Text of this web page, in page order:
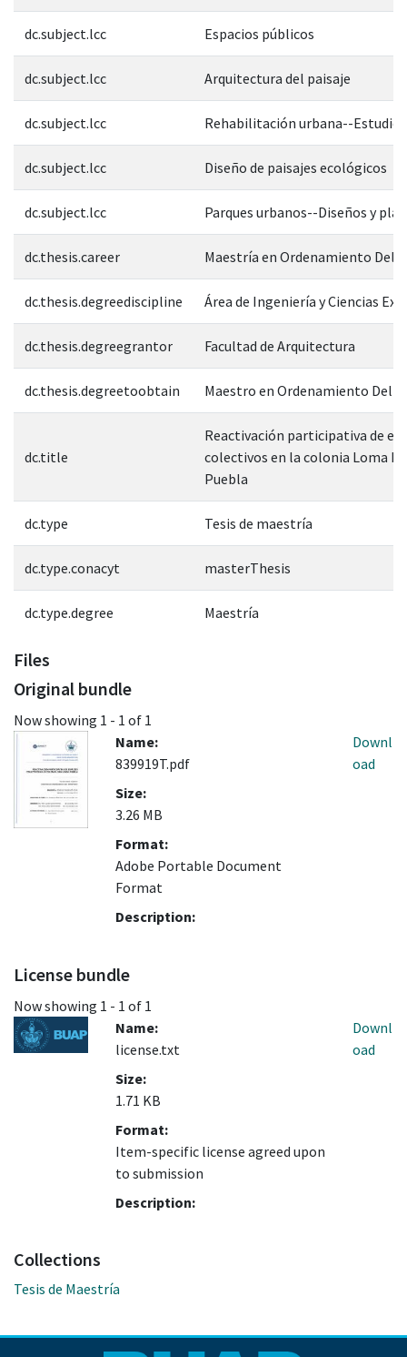
dc.subject.lcc Espacios públicos
dc.subject.lcc Arquitectura del paisaje
dc.subject.lcc Rehabilitación urbana--Estudio
dc.subject.lcc Diseño de paisajes ecológicos
dc.subject.lcc Parques urbanos--Diseños y
dc.thesis.career Maestría en Ordenamiento Del
dc.thesis.degreediscipline Área de Ingeniería y Ciencias
dc.thesis.degreegrantor Facultad de Arquitectura
dc.thesis.degreetoobtain Maestro en Ordenamiento Del
dc.title
Reactivación participativa de
colectivos en la colonia Loma
Puebla
dc.type Tesis de maestría
dc.type.conacyt masterThesis
dc.type.degree Maestría
Files
Original bundle
Now showing 1 - 1 of 1
Name:
839919T.pdf
Size:
3.26 MB
Format:
Adobe Portable Document
Format
Description:
Downl
oad
License bundle
Now showing 1 - 1 of 1
Name:
license.txt
Size:
1.71 KB
Format:
Item-specific license agreed upon
to submission
Description:
Downl
oad
Collections
Tesis de Maestría